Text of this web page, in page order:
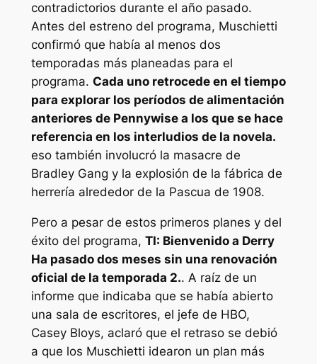
contradictorios durante el año pasado.
Antes del estreno del programa, Muschietti
confirmó que había al menos dos
temporadas más planeadas para el
programa. Cada uno retrocede en el tiempo
para explorar los períodos de alimentación
anteriores de Pennywise a los que se hace
referencia en los interludios de la novela.
eso también involucró la masacre de
Bradley Gang y la explosión de la fábrica de
herrería alrededor de la Pascua de 1908.
Pero a pesar de estos primeros planes y del
éxito del programa, TI: Bienvenido a Derry
Ha pasado dos meses sin una renovación
oficial de la temporada 2.. A raíz de un
informe que indicaba que se había abierto
una sala de escritores, el jefe de HBO,
Casey Bloys, aclaró que el retraso se debió
a que los Muschietti idearon un plan más